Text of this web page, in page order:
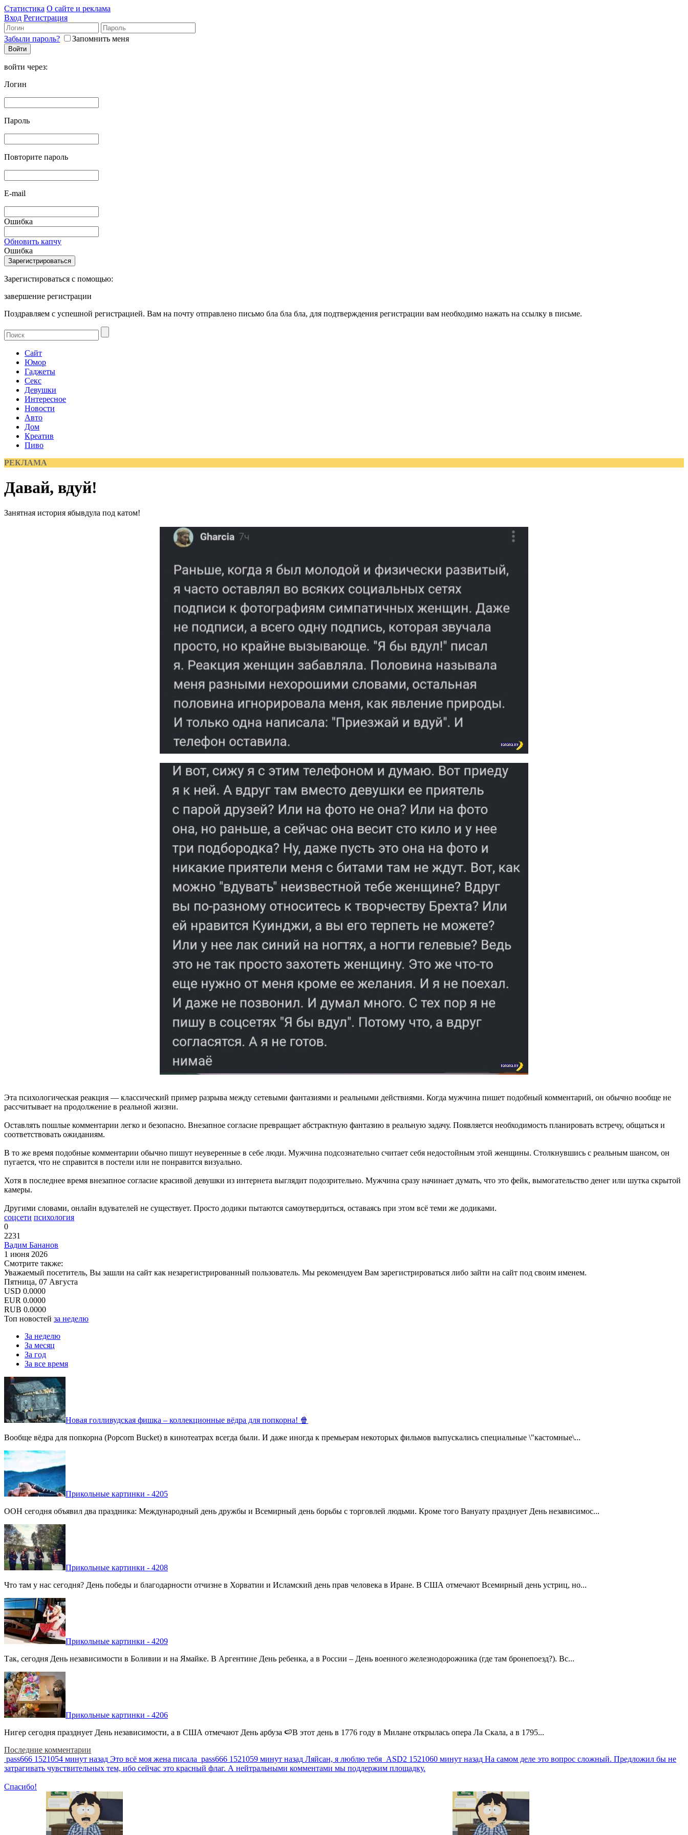
Статистика О сайте и реклама
Вход Регистрация
Забыли пароль? Запомнить меня
войти через:
Логин
Пароль
Повторите пароль
E-mail
Ошибка
Обновить капчу
Ошибка
Зарегистироваться с помощью:
завершение регистрации
Поздравляем с успешной регистрацией. Вам на почту отправлено письмо бла бла бла, для подтверждения регистрации вам необходимо нажать на ссылку в письме.
Сайт
Юмор
Гаджеты
Секс
Девушки
Интересное
Новости
Авто
Дом
Креатив
Пиво
РЕКЛАМА
Давай, вдуй!
Занятная история ябывдула под катом!
Эта психологическая реакция — классический пример разрыва между сетевыми фантазиями и реальными действиями. Когда мужчина пишет подобный комментарий, он обычно вообще не
рассчитывает на продолжение в реальной жизни.
Оставлять пошлые комментарии легко и безопасно. Внезапное согласие превращает абстрактную фантазию в реальную задачу. Появляется необходимость планировать встречу, общаться и
соответствовать ожиданиям.
В то же время подобные комментарии обычно пишут неуверенные в себе люди. Мужчина подсознательно считает себя недостойным этой женщины. Столкнувшись с реальным шансом, он
пугается, что не справится в постели или не понравится визуально.
Хотя в последнее время внезапное согласие красивой девушки из интернета выглядит подозрительно. Мужчина сразу начинает думать, что это фейк, вымогательство денег или шутка скрытой
камеры.
Другими словами, онлайн вдувателей не существует. Просто додики пытаются самоутвердиться, оставаясь при этом всё теми же додиками.
соцсети психология
0
2231
Вадим Бананов
1 июня 2026
Смотрите также:
Уважаемый посетитель, Вы зашли на сайт как незарегистрированный пользователь. Мы рекомендуем Вам зарегистрироваться либо зайти на сайт под своим именем.
Пятница, 07 Августа
USD 0.0000
EUR 0.0000
RUB 0.0000
Топ новостей за неделю
За неделю
За месяц
За год
За все время
Новая голливудская фишка – коллекционные вёдра для попкорна! 🍿
Вообще вёдра для попкорна (Popcorn Bucket) в кинотеатрах всегда были. И даже иногда к премьерам некоторых фильмов выпускались специальные \"кастомные\...
Прикольные картинки - 4205
ООН сегодня объявил два праздника: Международный день дружбы и Всемирный день борьбы с торговлей людьми. Кроме того Вануату празднует День независимос...
Прикольные картинки - 4208
Что там у нас сегодня? День победы и благодарности отчизне в Хорватии и Исламский день прав человека в Иране. В США отмечают Всемирный день устриц, но...
Прикольные картинки - 4209
Так, сегодня День независимости в Боливии и на Ямайке. В Аргентине День ребенка, а в России – День военного железнодорожника (где там бронепоезд?). Вс...
Прикольные картинки - 4206
Нигер сегодня празднует День независимости, а в США отмечают День арбуза 🍉В этот день в 1776 году в Милане открылась опера Ла Скала, а в 1795...
Последние комментарии
pass666 1521054 минут назад Это всё моя жена писала pass666 1521059 минут назад Ляйсан, я люблю тебя ASD2 1521060 минут назад На самом деле это вопрос сложный. Предложил бы не
затрагивать чувствительных тем, ибо сейчас это красный флаг. А нейтральными комментами мы поддержим площадку.
Спасибо!